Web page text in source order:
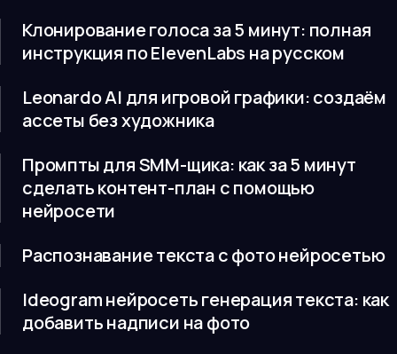
Клонирование голоса за 5 минут: полная
инструкция по ElevenLabs на русском
Leonardo AI для игровой графики: создаём
ассеты без художника
Промпты для SMM-щика: как за 5 минут
сделать контент-план с помощью
нейросети
Распознавание текста с фото нейросетью
Ideogram нейросеть генерация текста: как
добавить надписи на фото